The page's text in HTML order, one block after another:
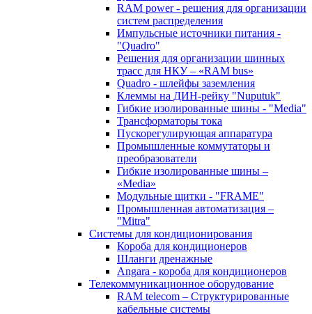
RAM power - решения для организации
систем распределения
Импульсные источники питания -
"Quadro"
Решения для организации шинных
трасс для НКУ – «RAM bus»
Quadro - шлейфы заземления
Клеммы на ДИН-рейку "Nuputuk"
Гибкие изолированные шины - "Media"
Трансформаторы тока
Пускорегулирующая аппаратура
Промышленные коммутаторы и
преобразователи
Гибкие изолированные шины –
«Media»
Модульные щитки - "FRAME"
Промышленная автоматизация –
"Mitra"
Системы для кондиционирования
Короба для кондиционеров
Шланги дренажные
Angara - короба для кондиционеров
Телекоммуникационное оборудование
RAM telecom – Структурированные
кабельные системы